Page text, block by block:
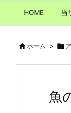
HOME 当
ホーム > 
魚